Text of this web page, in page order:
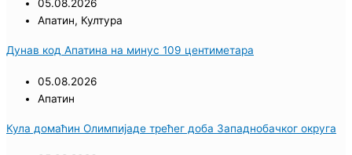
05.08.2026
Апатин, Култура
Дунав код Апатина на минус 109 центиметара
05.08.2026
Апатин
Кула домаћин Олимпијаде трећег доба Западнобачког округа